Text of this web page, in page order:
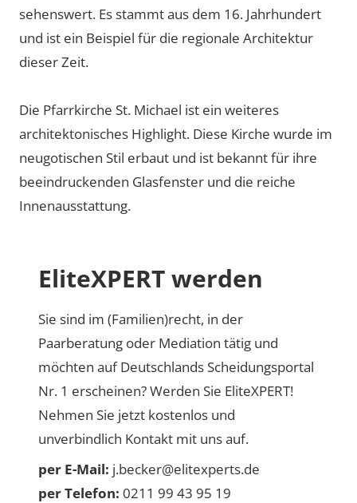
sehenswert. Es stammt aus dem 16. Jahrhundert
und ist ein Beispiel für die regionale Architektur
dieser Zeit.
Die Pfarrkirche St. Michael ist ein weiteres
architektonisches Highlight. Diese Kirche wurde im
neugotischen Stil erbaut und ist bekannt für ihre
beeindruckenden Glasfenster und die reiche
Innenausstattung.
EliteXPERT werden
Sie sind im (Familien)recht, in der
Paarberatung oder Mediation tätig und
möchten auf Deutschlands Scheidungsportal
Nr. 1 erscheinen? Werden Sie EliteXPERT!
Nehmen Sie jetzt kostenlos und
unverbindlich Kontakt mit uns auf.
per E-Mail: j.becker@elitexperts.de
per Telefon: 0211 99 43 95 19